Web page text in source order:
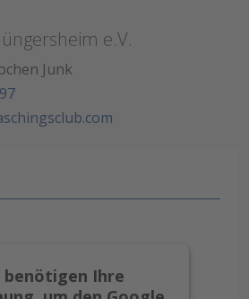
e.V.
Junk
benötigen Ihre